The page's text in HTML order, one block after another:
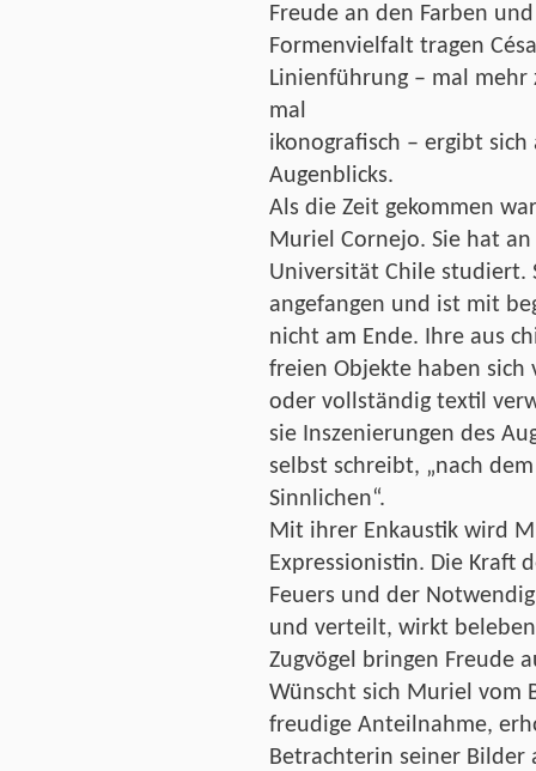
Freude an den Farben
Formenvielfalt tragen
Linienführung – mal
mal
ikonografisch – ergibt sich
Augenblicks.
Als die Zeit gekommen
Muriel Cornejo. Sie hat
Universität Chile studiert.
angefangen und ist mit
nicht am Ende. Ihre aus
freien Objekte haben sich
oder vollständig textil
sie Inszenierungen des
selbst schreibt, „nach
Sinnlichen“.
Mit ihrer Enkaustik wird
Expressionistin. Die Kraft
Feuers und der
und verteilt, wirkt
Zugvögel bringen Freude
Wünscht sich Muriel vom
freudige Anteilnahme,
Betrachterin seiner Bilder